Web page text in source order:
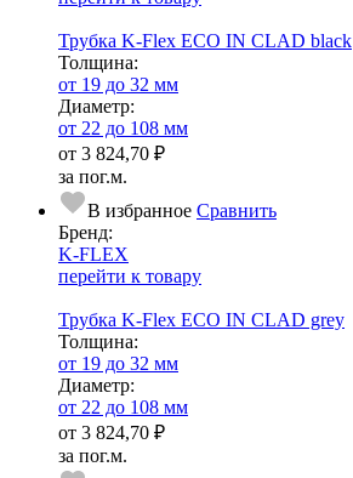
Трубка K-Flex ECO IN CLAD black
Тол­щи­на:
от 19 до 32 мм
Диаметр:
от 22 до 108 мм
от 3 824,70 ₽
за пог.м.
В избранное Сравнить
Бренд:
K-FLEX
перейти к товару
Трубка K-Flex ECO IN CLAD grey
Тол­щи­на:
от 19 до 32 мм
Диаметр:
от 22 до 108 мм
от 3 824,70 ₽
за пог.м.